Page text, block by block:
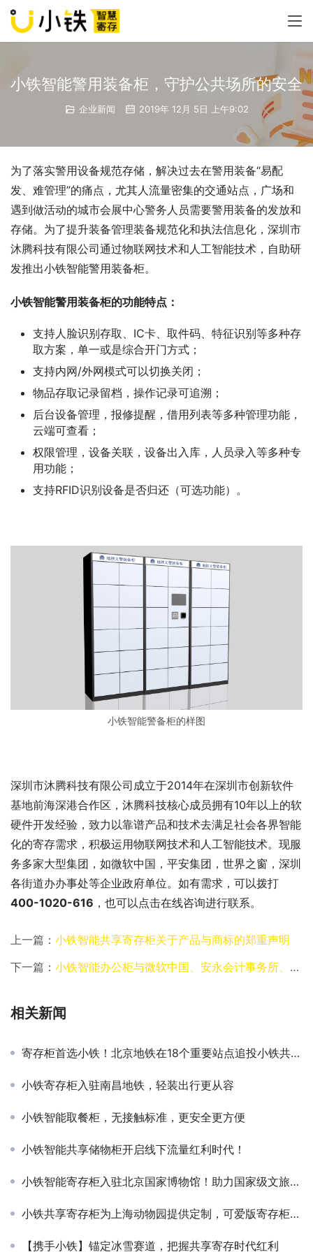
小铁智能警用装备柜，守护公共场所的安全
企业新闻 2019年 12月 5日 上午9:02
为了落实警用设备规范存储，解决过去在警用装备“易配
发、难管理”的痛点，尤其人流量密集的交通站点，广场和
遇到做活动的城市会展中心警务人员需要警用装备的发放和
存储。为了提升装备管理装备规范化和执法信息化，深圳市
沐腾科技有限公司通过物联网技术和人工智能技术，自助研
发推出小铁智能警用装备柜。
小铁智能警用装备柜的功能特点：
支持人脸识别存取、IC卡、取件码、特征识别等多种存
取方案，单一或是综合开门方式；
支持内网/外网模式可以切换关闭；
物品存取记录留档，操作记录可追溯；
后台设备管理，报修提醒，借用列表等多种管理功能，
云端可查看；
权限管理，设备关联，设备出入库，人员录入等多种专
用功能；
支持RFID识别设备是否归还（可选功能）。
小铁智能警备柜的样图
深圳市沐腾科技有限公司成立于2014年在深圳市创新软件
基地前海深港合作区，沐腾科技核心成员拥有10年以上的软
硬件开发经验，致力以靠谱产品和技术去满足社会各界智能
化的寄存需求，积极运用物联网技术和人工智能技术。现服
务多家大型集团，如微软中国，平安集团，世界之窗，深圳
各街道办办事处等企业政府单位。如有需求，可以拨打
400-1020-616 ，也可以点击在线咨询进行联系。
上一篇： 小铁智能共享寄存柜关于产品与商标的郑重声明
下一篇： 小铁智能办公柜与微软中国、安永会计事务所、平安集团达成合作
相关新闻
寄存柜首选小铁！北京地铁在18个重要站点追投小铁共享寄存柜
小铁寄存柜入驻南昌地铁，轻装出行更从容​
小铁智能取餐柜，无接触标准，更安全更方便
小铁智能共享储物柜开启线下流量红利时代！
小铁智能寄存柜入驻北京国家博物馆！助力国家级文旅服务智能化升级
小铁共享寄存柜为上海动物园提供定制，可爱版寄存柜深受小朋友喜欢
【携手小铁】锚定冰雪赛道，把握共享寄存时代红利